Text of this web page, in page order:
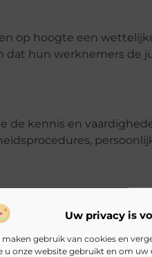
Uw privacy is
maken gebruik van cookies en
u onze website gebruikt en om
op hoogte een
dat hun werknemers de
kennis en
op-hoogte/